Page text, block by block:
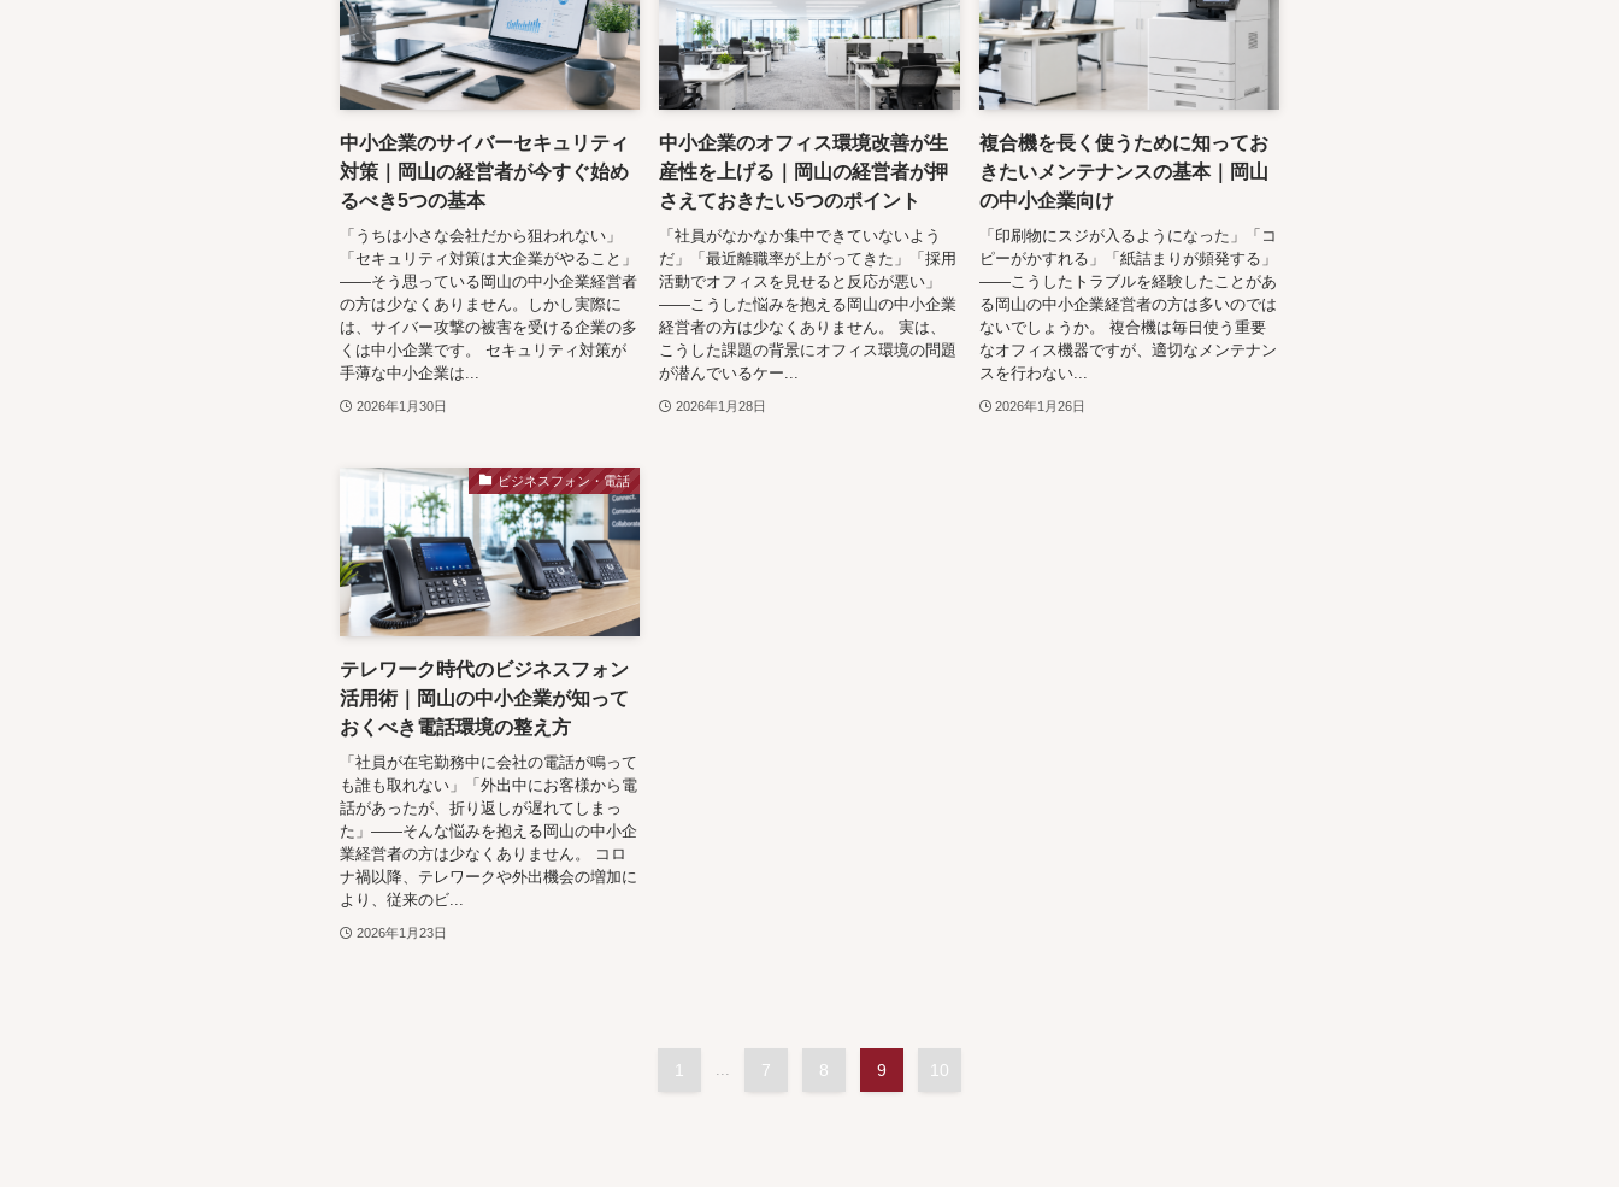
中小企業のサイバーセキュリティ
対策｜岡山の経営者が今すぐ始め
るべき5つの基本
「うちは小さな会社だから狙われない」
「セキュリティ対策は大企業がやること」
——そう思っている岡山の中小企業経営者
の方は少なくありません。しかし実際に
は、サイバー攻撃の被害を受ける企業の多
くは中小企業です。 セキュリティ対策が
手薄な中小企業は...
2026年1月30日
中小企業のオフィス環境改善が生
産性を上げる｜岡山の経営者が押
さえておきたい5つのポイント
「社員がなかなか集中できていないよう
だ」「最近離職率が上がってきた」「採用
活動でオフィスを見せると反応が悪い」
——こうした悩みを抱える岡山の中小企業
経営者の方は少なくありません。 実は、
こうした課題の背景にオフィス環境の問題
が潜んでいるケー...
2026年1月28日
複合機を長く使うために知ってお
きたいメンテナンスの基本｜岡山
の中小企業向け
「印刷物にスジが入るようになった」「コ
ピーがかすれる」「紙詰まりが頻発する」
——こうしたトラブルを経験したことがあ
る岡山の中小企業経営者の方は多いのでは
ないでしょうか。 複合機は毎日使う重要
なオフィス機器ですが、適切なメンテナン
スを行わない...
2026年1月26日
ビジネスフォン・電話
テレワーク時代のビジネスフォン
活用術｜岡山の中小企業が知って
おくべき電話環境の整え方
「社員が在宅勤務中に会社の電話が鳴って
も誰も取れない」「外出中にお客様から電
話があったが、折り返しが遅れてしまっ
た」——そんな悩みを抱える岡山の中小企
業経営者の方は少なくありません。 コロ
ナ禍以降、テレワークや外出機会の増加に
より、従来のビ...
2026年1月23日
1 7 8 9 10